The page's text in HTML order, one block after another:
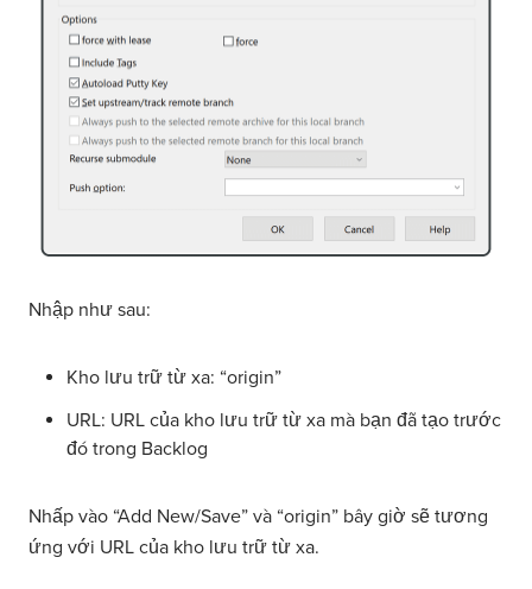
Nhập như sau:
Kho lưu trữ từ xa: “origin”
URL: URL của kho lưu trữ từ xa mà bạn đã tạo trước
đó trong Backlog
Nhấp vào “Add New/Save” và “origin” bây giờ sẽ tương
ứng với URL của kho lưu trữ từ xa.